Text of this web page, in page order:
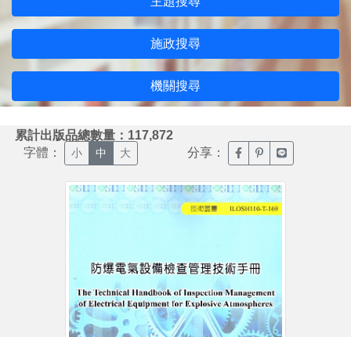
施政搜尋
機關搜尋
累計出版品總數量：117,872
字體： 小 中 大 分享： 臉書分享(另開新視窗)
噗浪分享(另開新
Line分享(另